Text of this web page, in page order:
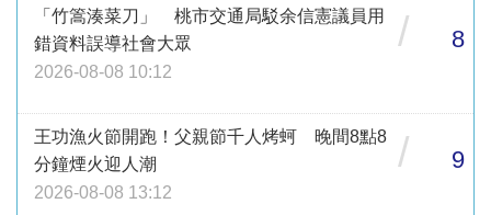
「竹篙湊菜刀」 桃市交通局駁余信憲議員用
錯資料誤導社會大眾
2026-08-08 10:12
/ 8
王功漁火節開跑！父親節千人烤蚵 晚間8點8
分鐘煙火迎人潮
2026-08-08 13:12
/ 9